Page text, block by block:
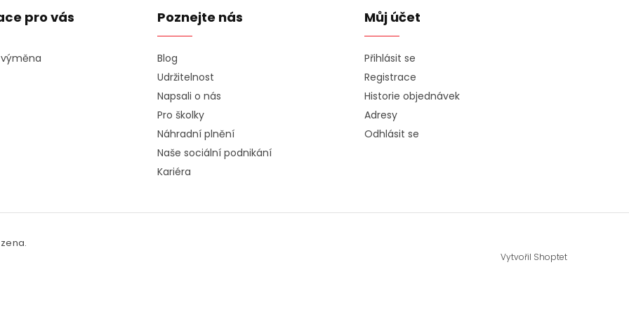
pro vás Poznejte nás
Blog
Udržitelnost
Napsali o nás
Pro školky
Náhradní plnění
Naše sociální podnikání
Kariéra
Můj účet
Přihlásit se
Registrace
Historie objednávek
Adresy
Odhlásit se
Vytvořil Shoptet